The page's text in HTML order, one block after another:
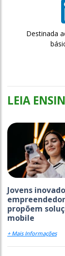
Destinada
LEIA
Jovens
propõem
mobile
+ Mais Informações